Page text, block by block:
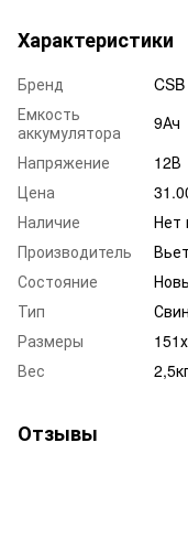
Характеристики
Бренд
CSB
Емкость
аккумулятора
9Ач
Напряжение
12В
Цена
Наличие
Нет
Производитель
Состояние
Тип
Размеры
Вес
Отзывы